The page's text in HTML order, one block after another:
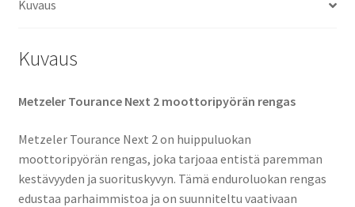
määrä
Kuvaus
Kuvaus
Metzeler Tourance Next 2 moottoripyörän rengas
Metzeler Tourance Next 2 on huippuluokan
moottoripyörän rengas, joka tarjoaa entistä paremman
kestävyyden ja suorituskyvyn. Tämä enduroluokan rengas
edustaa parhaimmistoa ja on suunniteltu vaativaan